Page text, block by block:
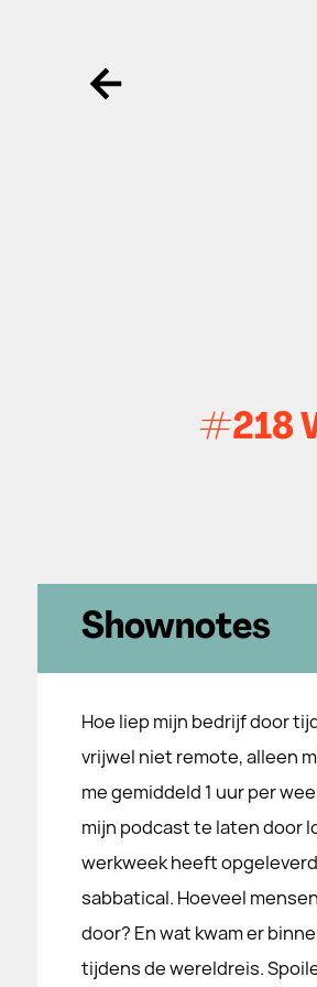
Ga terug
#218
Shownotes
Hoe liep mijn bedrijf door
vrijwel niet remote, alleen
me gemiddeld 1 uur per
mijn podcast te laten door
werkweek heeft
sabbatical. Hoeveel
door? En wat kwam er
tijdens de wereldreis.